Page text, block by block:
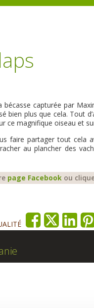
capturée par
bien plus que cela. Tout
ce magnifique oiseau et
faire partager tout cela
au plancher des
page Facebook ou